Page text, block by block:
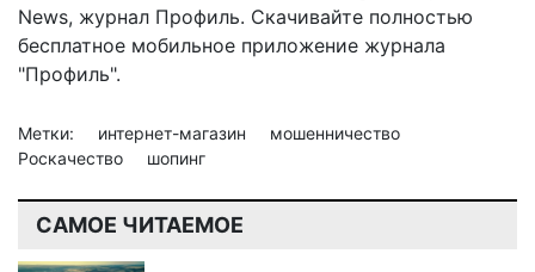
News, журнал Профиль. Скачивайте полностью
бесплатное мобильное приложение журнала
"Профиль".
Метки: интернет-магазин
мошенничество
Роскачество
шопинг
САМОЕ ЧИТАЕМОЕ